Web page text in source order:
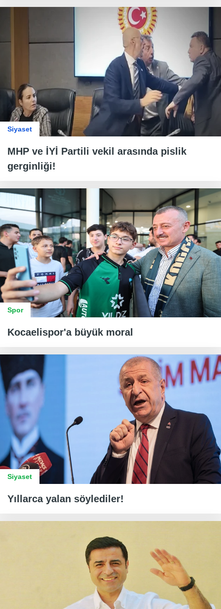
Siyaset
MHP ve İYİ Partili vekil arasında pislik
gerginliği!
Spor
Kocaelispor'a büyük moral
Siyaset
Yıllarca yalan söylediler!